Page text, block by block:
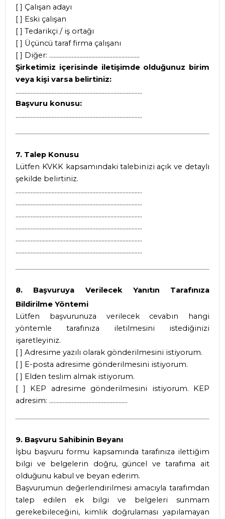
[ ] Çalışan adayı
[ ] Eski çalışan
[ ] Tedarikçi / iş ortağı
[ ] Üçüncü taraf firma çalışanı
[ ] Diğer: ............................................................
Şirketimiz içerisinde iletişimde olduğunuz birim
veya kişi varsa belirtiniz:
....................................................................................
Başvuru konusu:
....................................................................................
7. Talep Konusu
Lütfen KVKK kapsamındaki talebinizi açık ve detaylı
şekilde belirtiniz.
....................................................................................
....................................................................................
....................................................................................
....................................................................................
....................................................................................
....................................................................................
8. Başvuruya Verilecek Yanıtın Tarafınıza
Bildirilme Yöntemi
Lütfen başvurunuza verilecek cevabın hangi
yöntemle tarafınıza iletilmesini istediğinizi
işaretleyiniz.
[ ] Adresime yazılı olarak gönderilmesini istiyorum.
[ ] E-posta adresime gönderilmesini istiyorum.
[ ] Elden teslim almak istiyorum.
[ ] KEP adresime gönderilmesini istiyorum. KEP
adresim: ....................................................
9. Başvuru Sahibinin Beyanı
İşbu başvuru formu kapsamında tarafınıza ilettiğim
bilgi ve belgelerin doğru, güncel ve tarafıma ait
olduğunu kabul ve beyan ederim.
Başvurumun değerlendirilmesi amacıyla tarafımdan
talep edilen ek bilgi ve belgeleri sunmam
gerekebileceğini, kimlik doğrulaması yapılamayan